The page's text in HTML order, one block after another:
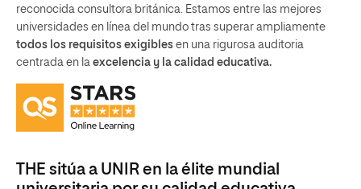
reconocida consultora británica. Estamos entre las mejores
universidades en línea del mundo tras superar ampliamente
todos los requisitos exigibles en una rigurosa auditoria
centrada en la excelencia y la calidad educativa.
THE sitúa a UNIR en la élite mundial